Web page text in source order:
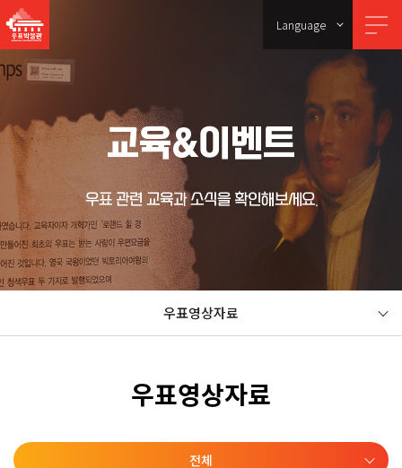
Language
교육&이벤트
우표 관련 교육과 소식을 확인해보세요.
우표영상자료
우표영상자료
전체